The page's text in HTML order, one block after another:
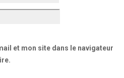
et mon site dans le navigateur